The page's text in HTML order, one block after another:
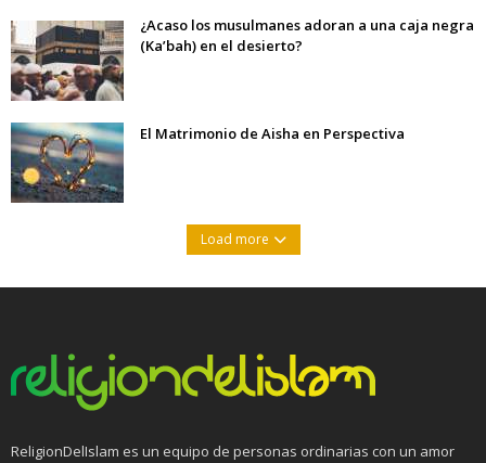
¿Acaso los musulmanes adoran a una caja negra
(Ka’bah) en el desierto?
El Matrimonio de Aisha en Perspectiva
Load more
ReligionDelIslam es un equipo de personas ordinarias con un amor